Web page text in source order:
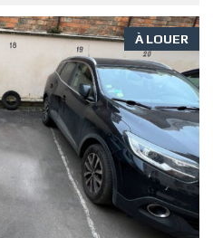
À LOUER